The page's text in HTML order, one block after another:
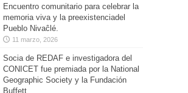
Encuentro comunitario para celebrar la
memoria viva y la preexistenciadel
Pueblo Nivaĉlé.
11 marzo, 2026
Socia de REDAF e investigadora del
CONICET fue premiada por la National
Geographic Society y la Fundación
Buffett